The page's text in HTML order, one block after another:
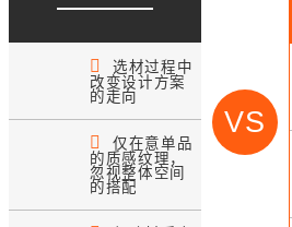
选材过程中
改变设计方案
的走向
仅在意单品
的质感纹理，
忽视整体空间
的搭配
VS